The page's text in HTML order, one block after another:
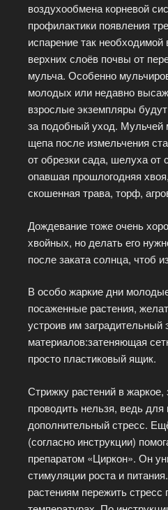
воздухообмена корневой
профилактики появления
испарение так
верхних слоёв почвы от
мульча. Особенно
молодых или недавно
взрослые экземпляры
за подобный уход. Мульчей
щепа после измельчения
от обрезки сада, шелуха от
опавшая прошлогодняя
скошенная трава, торф,
Дождевание тоже очень
хвойных, но делать его
после заката солнца, чтоб
В особо жаркие дни
посаженные растения,
устроив им заградительный
материалов:затеняющая
просто пластиковый ящик.
Стрижку растений в
проводить нельзя, ведь для
дополнительный стресс.
(согласно инструкции)
препаратом «Циркон». Он
стимуляции роста и
растениям пережить стресс